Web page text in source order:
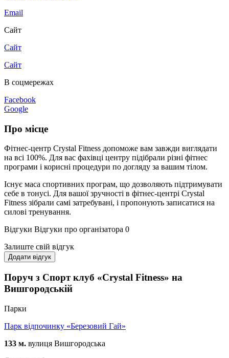
Email
Сайт
Сайт
Сайт
В соцмережах
Facebook
Google
Про місце
Фітнес-центр Crystal Fitness допоможе вам завжди виглядати
на всі 100%. Для вас фахівці центру підібрали різні фітнес
програми і корисні процедури по догляду за вашим тілом.
Існує маса спортивних програм, що дозволяють підтримувати
себе в тонусі. Для вашої зручності в фітнес-центрі Crystal
Fitness зібрали самі затребувані, і пропонують записатися на
силові тренування.
Відгуки Відгуки про організатора 0
Залиште свій відгук
Додати відгук
Поруч з Спорт клуб «Crystal Fitness» на
Вишгородській
Парки
Парк відпочинку «Березовий Гай»
133 м. вулиця Вишгородська